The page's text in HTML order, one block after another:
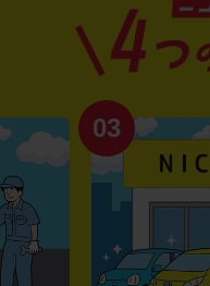
03